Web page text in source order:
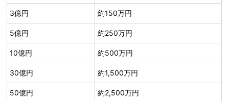
3億円 約150万円
5億円 約250万円
10億円 約500万円
30億円 約1,500万円
50億円 約2,500万円